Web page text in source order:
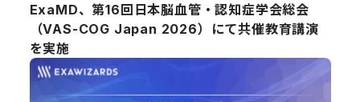
ExaMD、第16回日本脳血管・認知症学会総会
（VAS-COG Japan 2026）にて共催教育講演
を実施